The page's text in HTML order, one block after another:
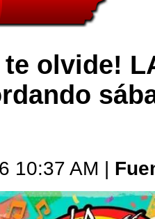
te olvide!
AM |